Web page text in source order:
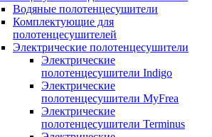
Водяные полотенцесушители
Комплектующие для
полотенцесушителей
Электрические полотенцесушители
Электрические
полотенцесушители Indigo
Электрические
полотенцесушители MyFrea
Электрические
полотенцесушители Terminus